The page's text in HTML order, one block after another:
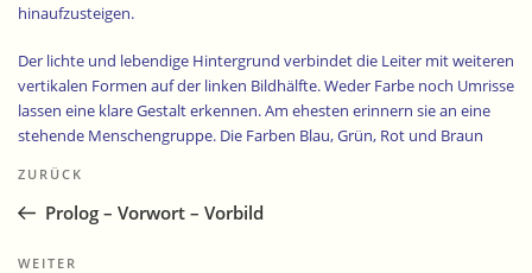
hinaufzusteigen.
Der lichte und lebendige Hintergrund verbindet die Leiter mit weiteren
vertikalen Formen auf der linken Bildhälfte. Weder Farbe noch Umrisse
lassen eine klare Gestalt erkennen. Am ehesten erinnern sie an eine
stehende Menschengruppe. Die Farben Blau, Grün, Rot und Braun
zugehen. Vielleicht erwägen sie auch, die Leiter zu erklimmen.
laufen nach oben zum Licht hinaus und bringen dadurch eine
Beitragsnavigation
Vorheriger
Beitrag
ZURÜCK
Prolog – Vorwort – Vorbild
Nächster
WEITER